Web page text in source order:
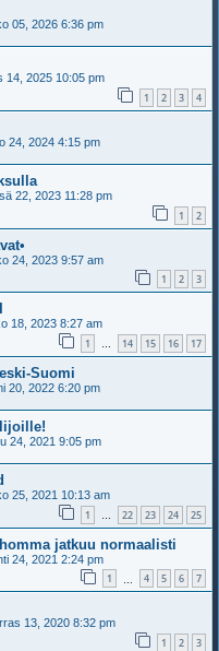
05, 2026 6:36 pm
14, 2025 10:05 pm
1 2 3 4
24, 2024 4:15 pm
22, 2023 11:28 pm
1 2
24, 2023 9:57 am
1 2 3
18, 2023 8:27 am
1 … 14 15 16 17
Suomi
20, 2022 6:20 pm
24, 2021 9:05 pm
25, 2021 10:13 am
1 … 22 23 24 25
jatkuu normaalisti
24, 2021 2:24 pm
1 4 5 6 7
13, 2020 8:32 pm
1 2 3